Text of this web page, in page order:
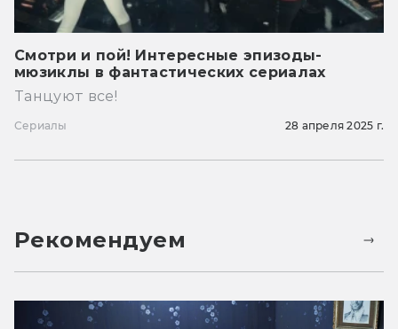
Смотри и пой! Интересные эпизоды-
мюзиклы в фантастических сериалах
Танцуют все!
Сериалы 28 апреля 2025 г.
Рекомендуем